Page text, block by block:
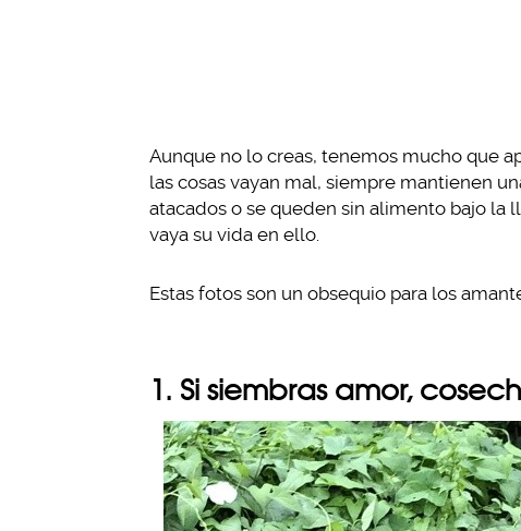
Aunque no lo creas, tenemos mucho que
las cosas vayan mal, siempre mantienen
atacados o se queden sin alimento bajo la
vaya su vida en ello.
Estas fotos son un obsequio para los
1. Si siembras amor,